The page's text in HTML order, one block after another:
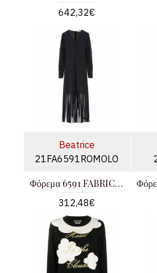
642,32€
Beatrice
21FA6591ROMOLO
Φόρεμα 6591 FABRIC ROMOLO B.
312,48€